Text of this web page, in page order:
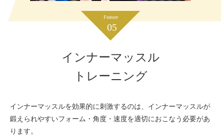
Feature
05
インナーマッスル
トレーニング
インナーマッスルを効果的に刺激するのは、インナーマッスルが
鍛えられやすいフォーム・角度・速度を適切におこなう必要があ
ります。